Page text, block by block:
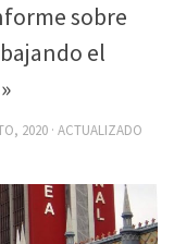
sobre
el
2020 · ACTUALIZADO